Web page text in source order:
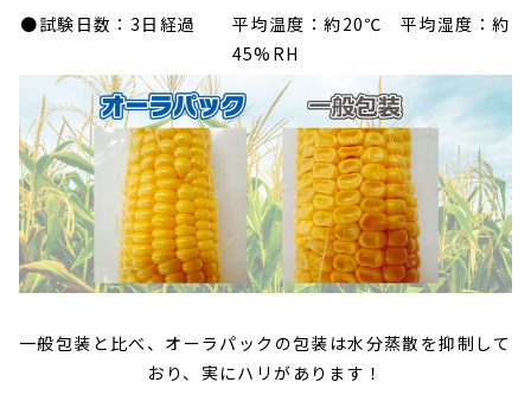
●試験日数：3日経過 平均温度：約20℃ 平均湿度：約
45%RH
一般包装と比べ、オーラパックの包装は水分蒸散を抑制して
おり、実にハリがあります！